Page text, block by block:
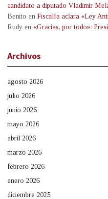
candidato a diputado Vladimir
Benito en Fiscalía aclara «Ley
Rudy en «Gracias, por todo»:
Archivos
agosto 2026
julio 2026
junio 2026
mayo 2026
abril 2026
marzo 2026
febrero 2026
enero 2026
diciembre 2025